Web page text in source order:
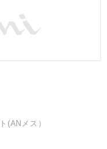
(ANメス）